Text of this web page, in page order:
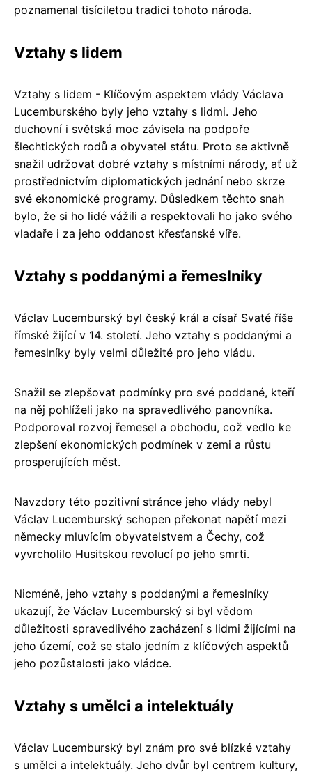
poznamenal tisíciletou tradici tohoto národa.
Vztahy s lidem
Vztahy s lidem - Klíčovým aspektem vlády Václava
Lucemburského byly jeho vztahy s lidmi. Jeho
duchovní i světská moc závisela na podpoře
šlechtických rodů a obyvatel státu. Proto se aktivně
snažil udržovat dobré vztahy s místními národy, ať už
prostřednictvím diplomatických jednání nebo skrze
své ekonomické programy. Důsledkem těchto snah
bylo, že si ho lidé vážili a respektovali ho jako svého
vladaře i za jeho oddanost křesťanské víře.
Vztahy s poddanými a řemeslníky
Václav Lucemburský byl český král a císař Svaté říše
římské žijící v 14. století. Jeho vztahy s poddanými a
řemeslníky byly velmi důležité pro jeho vládu.
Snažil se zlepšovat podmínky pro své poddané, kteří
na něj pohlíželi jako na spravedlivého panovníka.
Podporoval rozvoj řemesel a obchodu, což vedlo ke
zlepšení ekonomických podmínek v zemi a růstu
prosperujících měst.
Navzdory této pozitivní stránce jeho vlády nebyl
Václav Lucemburský schopen překonat napětí mezi
německy mluvícím obyvatelstvem a Čechy, což
vyvrcholilo Husitskou revolucí po jeho smrti.
Nicméně, jeho vztahy s poddanými a řemeslníky
ukazují, že Václav Lucemburský si byl vědom
důležitosti spravedlivého zacházení s lidmi žijícími na
jeho území, což se stalo jedním z klíčových aspektů
jeho pozůstalosti jako vládce.
Vztahy s umělci a intelektuály
Václav Lucemburský byl znám pro své blízké vztahy
s umělci a intelektuály. Jeho dvůr byl centrem kultury,